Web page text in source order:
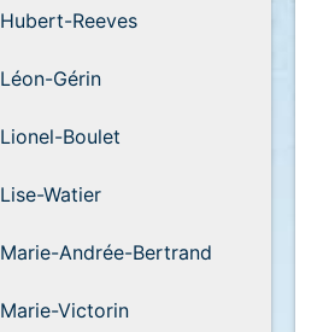
Hubert-Reeves
Léon-Gérin
Lionel-Boulet
Lise-Watier
Marie-Andrée-Bertrand
Marie-Victorin